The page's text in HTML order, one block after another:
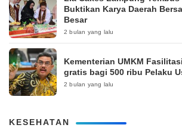
Buktikan Karya Daerah
Besar
2 bulan yang lalu
Kementerian UMKM
gratis bagi 500 ribu Pelaku
2 bulan yang lalu
KESEHATAN